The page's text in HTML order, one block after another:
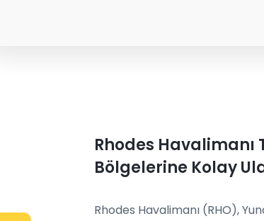
Rhodes Havalimanı
Bölgelerine Kolay
Rhodes Havalimanı (RHO),